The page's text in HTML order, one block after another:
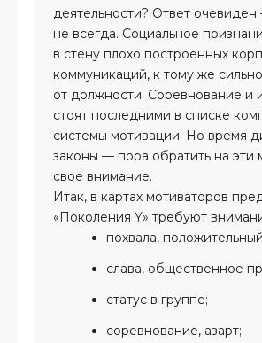
деятельности? Ответ
не всегда. Социальное
в стену плохо построенных
коммуникаций, к тому же
от должности. Соревнование и
стоят последними в списке
системы мотивации. Но время
законы — пора обратить на эти
свое внимание.
Итак, в картах мотиваторов
«Поколения Y» требуют
похвала,
слава, общественное
статус в группе;
соревнование, азарт;